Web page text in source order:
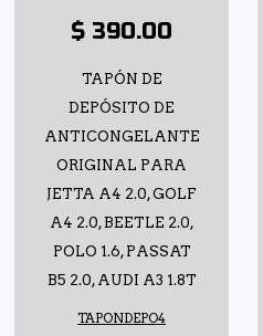
$ 390.00
TAPÓN DE
DEPÓSITO DE
ANTICONGELANTE
ORIGINAL PARA
JETTA A4 2.0, GOLF
A4 2.0, BEETLE 2.0,
POLO 1.6, PASSAT
B5 2.0, AUDI A3 1.8T
TAPONDEPO4